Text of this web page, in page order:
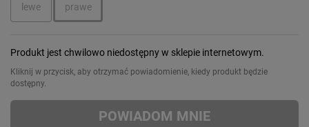
lewe prawe
Produkt jest chwilowo niedostępny w sklepie internetowym.
Kliknij w przycisk, aby otrzymać powiadomienie, kiedy produkt będzie
dostępny.
POWIADOM MNIE